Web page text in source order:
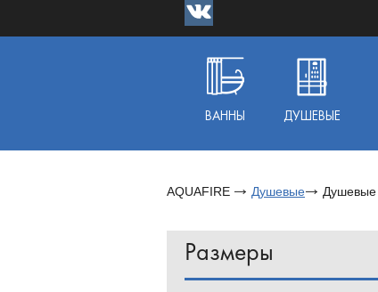
ВАННЫ ДУШЕВЫЕ
AQUAFIRE Душевые Душевые
Размеры